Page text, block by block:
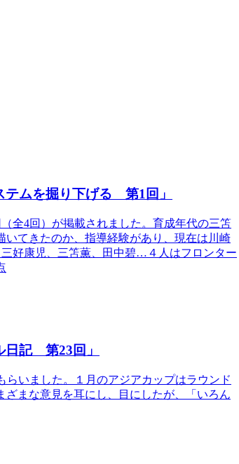
テムを掘り下げる 第1回」
全4回）が掲載されました。育成年代の三笘
てきたのか、指導経験があり、現在は川崎
好康児、三笘薫、田中碧…４人はフロンター
日記 第23回」
らいました。１月のアジアカップはラウンド
まな意見を耳にし、目にしたが、「いろん